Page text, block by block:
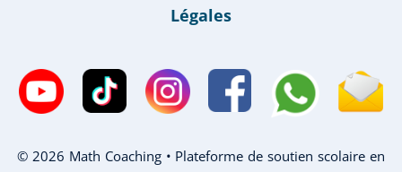
Légales
© 2026 Math Coaching • Plateforme de soutien scolaire en